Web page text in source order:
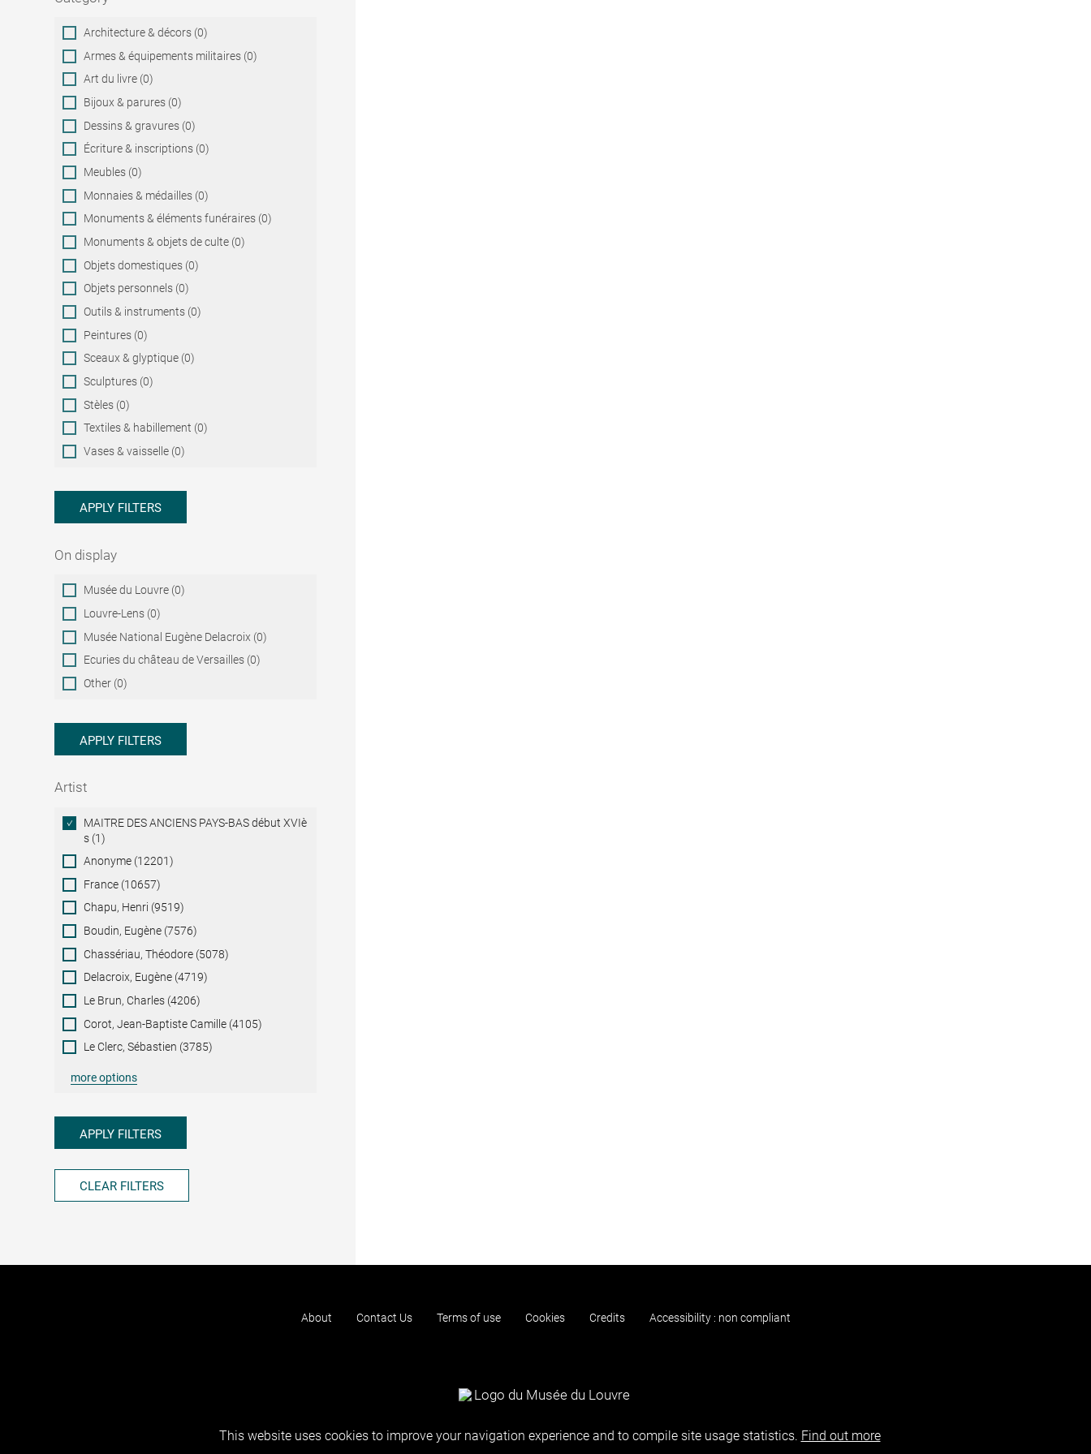
Category
Architecture & décors (0)
Armes & équipements militaires (0)
Art du livre (0)
Bijoux & parures (0)
Dessins & gravures (0)
Écriture & inscriptions (0)
Meubles (0)
Monnaies & médailles (0)
Monuments & éléments funéraires (0)
Monuments & objets de culte (0)
Objets domestiques (0)
Objets personnels (0)
Outils & instruments (0)
Peintures (0)
Sceaux & glyptique (0)
Sculptures (0)
Stèles (0)
Textiles & habillement (0)
Vases & vaisselle (0)
APPLY FILTERS
On display
On
display
Musée du Louvre (0)
Louvre-Lens (0)
Musée National Eugène Delacroix (0)
Ecuries du château de Versailles (0)
Other (0)
APPLY FILTERS
Artist
ArtistMAITRE DES ANCIENS PAYS-BAS début XVIè
s (1)
Anonyme (12201)
France (10657)
Chapu, Henri (9519)
Boudin, Eugène (7576)
Chassériau, Théodore (5078)
Delacroix, Eugène (4719)
Le Brun, Charles (4206)
Corot, Jean-Baptiste Camille (4105)
Le Clerc, Sébastien (3785)
more options
APPLY FILTERS
CLEAR FILTERS
About Contact Us Terms of use Cookies Credits Accessibility : non compliant
This website uses cookies to improve your navigation experience and to compile site usage statistics. Find out more